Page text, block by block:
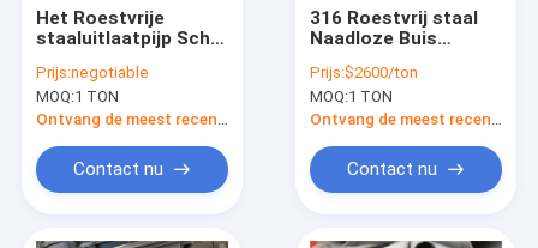
Het Roestvrije
staaluitlaatpijp Sch
van het Aisi316l
Lassen
Prijs:negotiable
MOQ:1 TON
Contact nu
316 Roestvrij staal
Naadloze Buis
45mm Ss Naadloze
Pijp
Prijs:$2600/ton
MOQ:1 TON
Contact nu